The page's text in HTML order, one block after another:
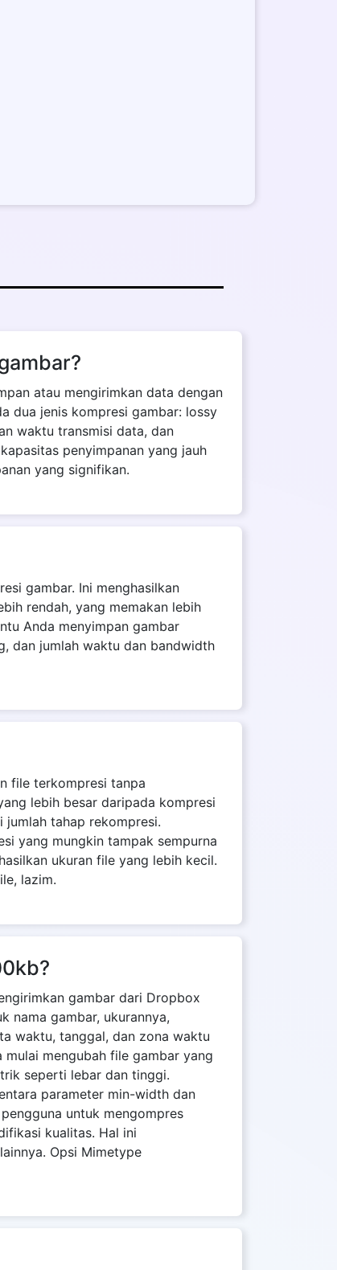
atau mengirimkan data dengan
dua jenis kompresi gambar: lossy
waktu transmisi data, dan
penyimpanan yang jauh
yang signifikan.
gambar. Ini menghasilkan
rendah, yang memakan lebih
Anda menyimpan gambar
dan jumlah waktu dan bandwidth
file terkompresi tanpa
lebih besar daripada kompresi
jumlah tahap rekompresi.
yang mungkin tampak sempurna
ukuran file yang lebih kecil.
lazim.
gambar dari Dropbox
nama gambar, ukurannya,
waktu, tanggal, dan zona waktu
mengubah file gambar yang
seperti lebar dan tinggi.
parameter min-width dan
untuk mengompres
kualitas. Hal ini
Opsi Mimetype